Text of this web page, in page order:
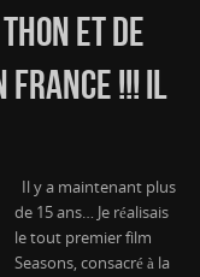
ET DE
FRANCE !!! IL
Il y a maintenant plus
de 15 ans… Je réalisais
le tout premier film
Seasons, consacré à la